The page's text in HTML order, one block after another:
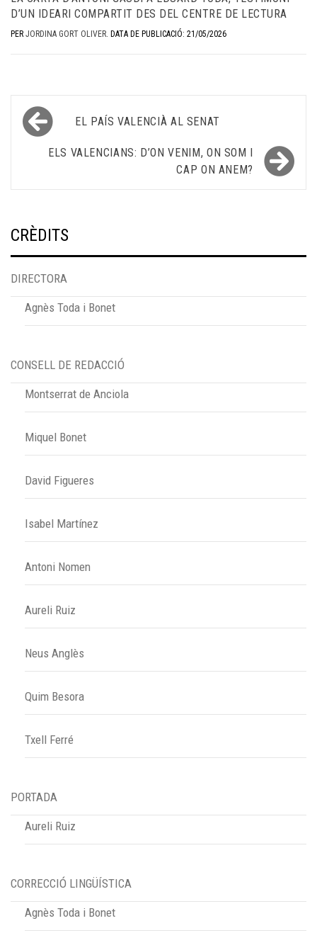
D’UN IDEARI COMPARTIT DES DEL CENTRE DE LECTURA
PER JORDINA GORT OLIVER. DATA DE PUBLICACIÓ: 21/05/2026
Navegació
d'entrades
EL PAÍS VALENCIÀ AL SENAT
ELS VALENCIANS: D’ON VENIM, ON SOM I
CAP ON ANEM?
CRÈDITS
DIRECTORA
Agnès Toda i Bonet
CONSELL DE REDACCIÓ
Montserrat de Anciola
Miquel Bonet
David Figueres
Isabel Martínez
Antoni Nomen
Aureli Ruiz
Neus Anglès
Quim Besora
Txell Ferré
PORTADA
Aureli Ruiz
CORRECCIÓ LINGÜÍSTICA
Agnès Toda i Bonet